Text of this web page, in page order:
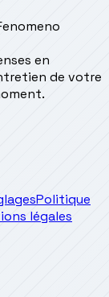
en
de votre
Politique
légales